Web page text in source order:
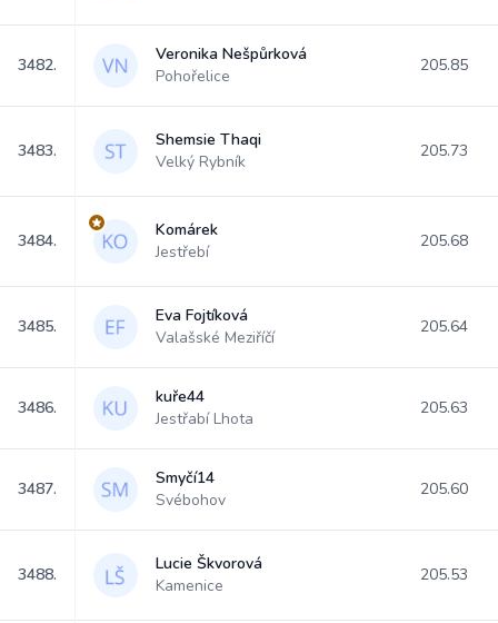
3482.
Veronika Nešpůrková
Pohořelice
205.85
3483.
Shemsie Thaqi
Velký Rybník
205.73
3484.
Komárek
Jestřebí
205.68
3485.
Eva Fojtíková
Valašské Meziříčí
205.64
3486.
kuře44
Jestřabí Lhota
205.63
3487.
Smyčí14
Svébohov
205.60
3488.
Lucie Škvorová
Kamenice
205.53